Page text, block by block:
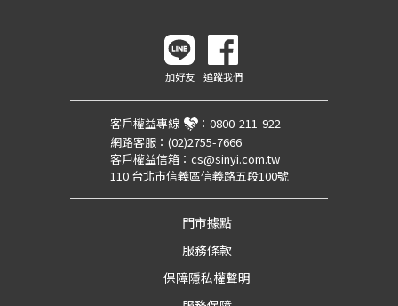
加好友 追蹤我們
客戶權益專線 ： 0800-211-922
網路客服： (02)2755-7666
客戶權益信箱： cs@sinyi.com.tw
110 台北市信義區信義路五段100號
門市據點
服務條款
保障隱私權聲明